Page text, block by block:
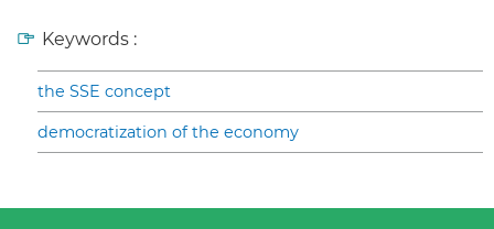
Keywords :
the SSE concept
democratization of the economy